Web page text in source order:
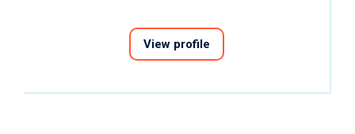
View profile